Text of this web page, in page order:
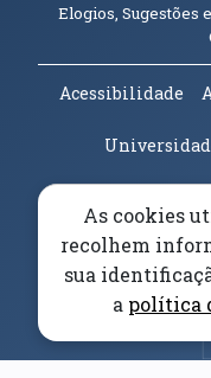
Elogios, Sugestões
Acessibilidade
Parceiros
As cookies
recolhem
sua
a política